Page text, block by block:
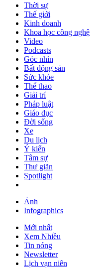
Thời sự
Thế giới
Kinh doanh
Khoa học công nghệ
Video
Podcasts
Góc nhìn
Bất động sản
Sức khỏe
Thể thao
Giải trí
Pháp luật
Giáo dục
Đời sống
Xe
Du lịch
Ý kiến
Tâm sự
Thư giãn
Spotlight
Ảnh
Infographics
Mới nhất
Xem Nhiều
Tin nóng
Newsletter
Lịch vạn niên